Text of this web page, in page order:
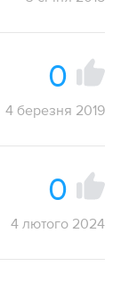
0
4 березня 2019
0
4 лютого 2024